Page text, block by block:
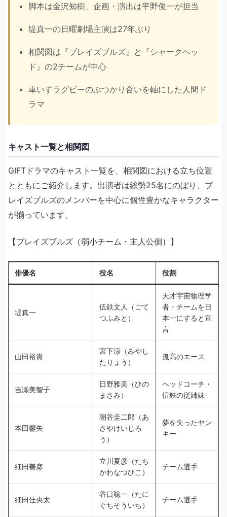
脚本は金沢知樹、企画・演出は平野俊一が担当
堤真一の日曜劇場主演は27年ぶり
相関図は『ブレイズブルズ』と『シャークヘッ
ド』の2チームが中心
車いすラグビーのぶつかり合いを軸にした人間ド
ラマ
キャスト一覧と相関図
GIFTドラマのキャスト一覧を、相関図における立ち位置
とともにご紹介します。出演者は総勢25名にのぼり、ブ
レイズブルズのメンバーを中心に個性豊かなキャラクター
が揃っています。
【ブレイズブルズ（弱小チーム・主人公側）】
俳優名 役名 役割
堤真一
伍鉄文人（ごて
つふみと）
天才宇宙物理学
者・チームを日
本一にすると宣
言
山田裕貴
宮下涼（みやし
たりょう）
孤高のエース
吉瀬美智子
日野雅美（ひの
まさみ）
ヘッドコーチ・
伍鉄の従姉妹
本田響矢
朝谷圭二郎（あ
さやけいじろ
う）
夢を失ったヤン
キー
細田善彦
立川夏彦（たち
かわなつひこ）
チーム選手
細田佳央太
谷口聡一（たに
ぐちそういち）
チーム選手